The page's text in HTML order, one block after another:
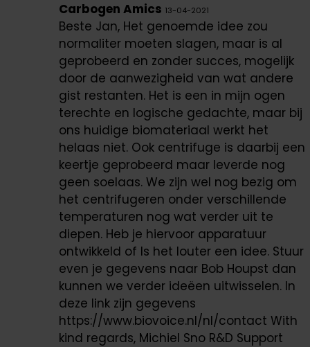
Carbogen Amics 13-04-2021
Beste Jan, Het genoemde idee zou
normaliter moeten slagen, maar is al
geprobeerd en zonder succes, mogelijk
door de aanwezigheid van wat andere
gist restanten. Het is een in mijn ogen
terechte en logische gedachte, maar bij
ons huidige biomateriaal werkt het
helaas niet. Ook centrifuge is daarbij een
keertje geprobeerd maar leverde nog
geen soelaas. We zijn wel nog bezig om
het centrifugeren onder verschillende
temperaturen nog wat verder uit te
diepen. Heb je hiervoor apparatuur
ontwikkeld of Is het louter een idee. Stuur
even je gegevens naar Bob Houpst dan
kunnen we verder ideëen uitwisselen. In
deze link zijn gegevens
https://www.biovoice.nl/nl/contact With
kind regards, Michiel Sno R&D Support